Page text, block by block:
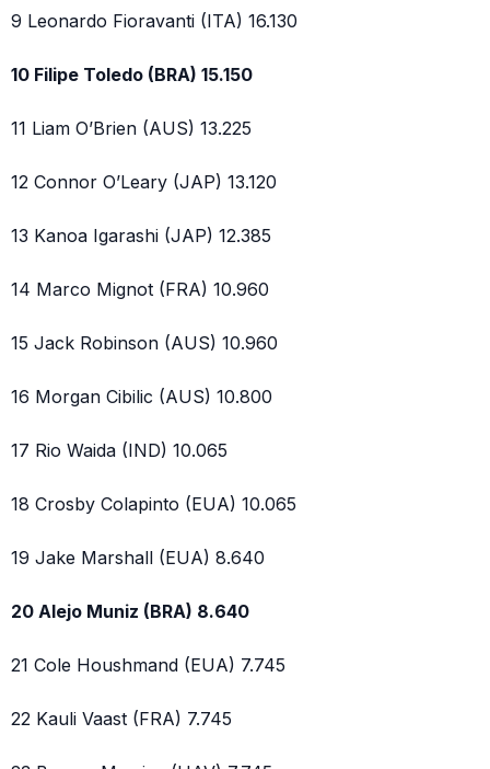
9 Leonardo Fioravanti (ITA) 16.130
10 Filipe Toledo (BRA) 15.150
11 Liam O’Brien (AUS) 13.225
12 Connor O’Leary (JAP) 13.120
13 Kanoa Igarashi (JAP) 12.385
14 Marco Mignot (FRA) 10.960
15 Jack Robinson (AUS) 10.960
16 Morgan Cibilic (AUS) 10.800
17 Rio Waida (IND) 10.065
18 Crosby Colapinto (EUA) 10.065
19 Jake Marshall (EUA) 8.640
20 Alejo Muniz (BRA) 8.640
21 Cole Houshmand (EUA) 7.745
22 Kauli Vaast (FRA) 7.745